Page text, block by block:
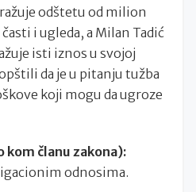
odštetu od milion
i ugleda, a Milan Tadić
isti iznos u svojoj
da je u pitanju tužba
koji mogu da ugroze
kom članu zakona):
odnosima.